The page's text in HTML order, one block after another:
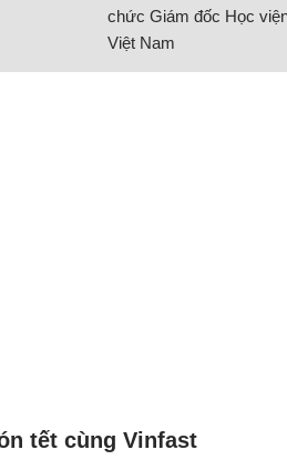
chức Giám đốc Học
Việt Nam
tết cùng Vinfast